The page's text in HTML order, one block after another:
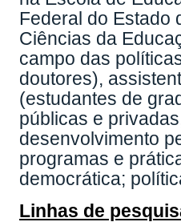
Federal do Estado
Ciências da
campo das
doutores),
(estudantes de
públicas e
desenvolvimento
programas e
democrática;
Linhas de